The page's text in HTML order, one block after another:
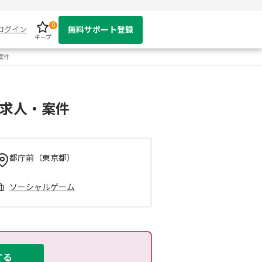
グイン
キープ
0
無料サポート登録
件
人・案件
都庁前（東京都）
ソーシャルゲーム